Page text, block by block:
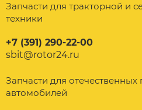
Запчасти для тракторной и
техники
+7 (391) 290-22-00
sbit@rotor24.ru
Запчасти для отечественных
автомобилей